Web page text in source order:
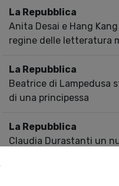
La Repubblica
Anita Desai e Hang
regine delle letteratura
La Repubblica
Beatrice di Lampedusa
di una principessa
La Repubblica
Claudia Durastanti un